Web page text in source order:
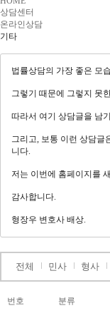
상담센터
온라인상담
기타
법률상담의 가장 좋은 모
그렇기 때문에 그렇지 못
따라서 여기 상담글을 남
그리고, 보통 이런 상담글
니다.
저는 이번에 홈페이지를
감사합니다.
형장우 변호사 배상.
전체 민사 형사
번호 분류